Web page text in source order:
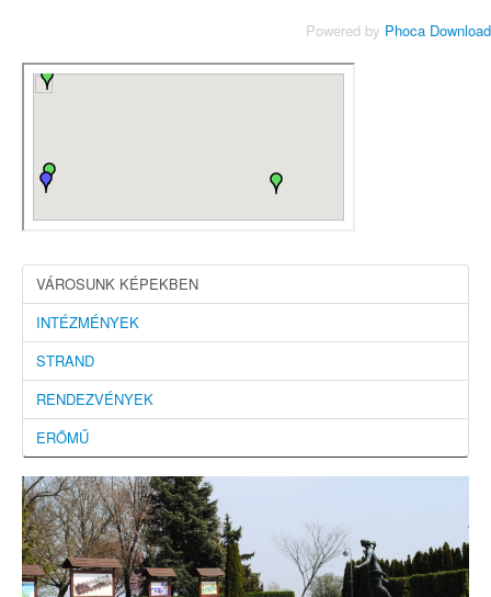
Powered by Phoca Download
VÁROSUNK KÉPEKBEN
INTÉZMÉNYEK
STRAND
RENDEZVÉNYEK
ERŐMŰ